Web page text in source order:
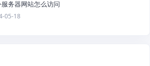
服务器网站怎么访问
05-18